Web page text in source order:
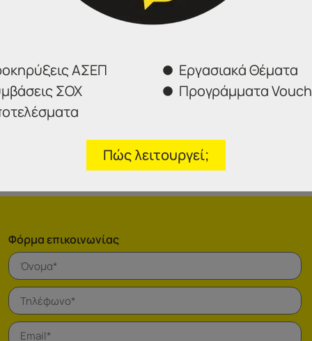
ταχυδρομείου στο e-mail:prosl.enstasi@asep.gr
Φόρμα επικοινωνίας
ΑΣΕΠ
ΣΟΧ
Εργασιακά Θέματα
Προγράμματα
Πώς λειτουργεί;